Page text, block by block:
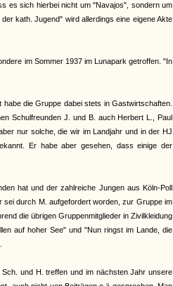
es sich hierbei nicht um "Navajos", sondern um
kath. Jugend" wird allerdings eine eigene Akte
im Sommer 1937 im Lunapark getroffen. "In
die Gruppe dabei stets in Gastwirtschaften.
Schulfreunden J. und B. auch Herbert L., Paul
nur solche, die wir im Landjahr und in der HJ
Er habe aber gesehen, dass einige der
hat und der zahlreiche Jungen aus Köln-Poll
sei durch M. aufgefordert worden, zur Gruppe im
die übrigen Gruppenmitglieder in Zivilkleidung
auf hoher See" und "Nun ringst im Lande, die
und H. treffen und im nächsten Jahr unsere